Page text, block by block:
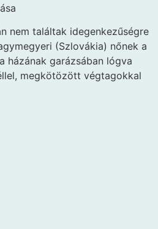
nem találtak idegenkezűségre
(Szlovákia) nőnek a
házának garázsában lógva
megkötözött végtagokkal